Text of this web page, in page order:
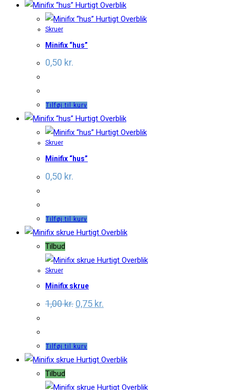
Hurtigt Overblik
Hurtigt Overblik
Skruer
Minifix “hus”
0,50 kr.
Tilføj til kurv
Hurtigt Overblik
Hurtigt Overblik
Skruer
Minifix “hus”
0,50 kr.
Tilføj til kurv
Hurtigt Overblik
Tilbud
Hurtigt Overblik
Skruer
Minifix skrue
1,00kr. Original
price
0,75 kr.
price
Tilføj til kurv
Hurtigt Overblik
Tilbud
Hurtigt Overblik